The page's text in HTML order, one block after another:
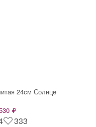
24см Солнце
₽
333